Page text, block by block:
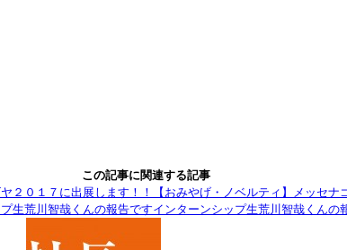
共
有
この記事に関連する記事
【おみやげ・ノベルティ】メッセナ
インターンシップ生荒川智哉くんの